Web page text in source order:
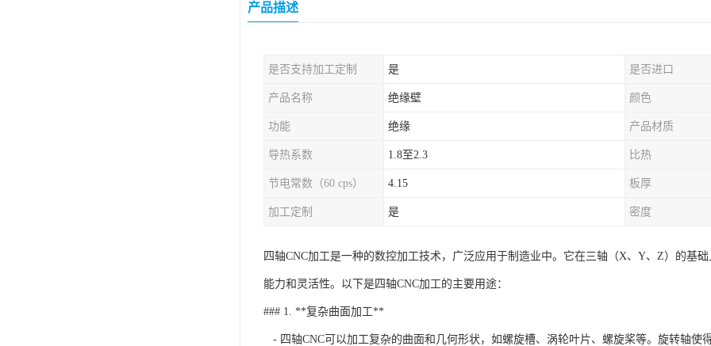
产品描述
是否支持加工定制 是 是否进口
产品名称 绝缘壁 颜色
功能 绝缘 产品材质
导热系数 1.8至2.3 比热
节电常数（60 cps） 4.15 板厚
加工定制 是 密度
四轴CNC加工是一种的数控加工技术，广泛应用于制造业中。它在三轴（X、Y、Z）的基
能力和灵活性。以下是四轴CNC加工的主要用途：
### 1. **复杂曲面加工**
- 四轴CNC可以加工复杂的曲面和几何形状，如螺旋槽、涡轮叶片、螺旋桨等。旋转轴使